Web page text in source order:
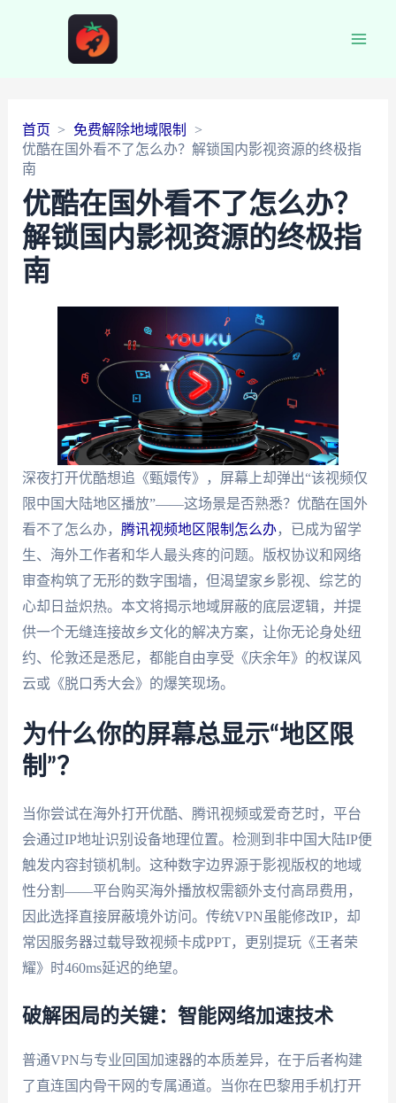
首页
免费解除地域限制
优酷在国外看不了怎么办？解锁国内影视资源的终极指
南
优酷在国外看不了怎么办？
解锁国内影视资源的终极指
南
深夜打开优酷想追《甄嬛传》，屏幕上却弹出“该视频仅
限中国大陆地区播放”——这场景是否熟悉？优酷在国外
看不了怎么办， 腾讯视频地区限制怎么办，已成为留学
生、海外工作者和华人最头疼的问题。版权协议和网络
审查构筑了无形的数字围墙，但渴望家乡影视、综艺的
心却日益炽热。本文将揭示地域屏蔽的底层逻辑，并提
供一个无缝连接故乡文化的解决方案，让你无论身处纽
约、伦敦还是悉尼，都能自由享受《庆余年》的权谋风
云或《脱口秀大会》的爆笑现场。
为什么你的屏幕总显示“地区限
制”？
当你尝试在海外打开优酷、腾讯视频或爱奇艺时，平台
会通过IP地址识别设备地理位置。检测到非中国大陆IP便
触发内容封锁机制。这种数字边界源于影视版权的地域
性分割——平台购买海外播放权需额外支付高昂费用，
因此选择直接屏蔽境外访问。传统VPN虽能修改IP，却
常因服务器过载导致视频卡成PPT，更别提玩《王者荣
耀》时460ms延迟的绝望。
破解困局的关键：智能网络加速技术
普通VPN与专业回国加速器的本质差异，在于后者构建
了直连国内骨干网的专属通道。当你在巴黎用手机打开